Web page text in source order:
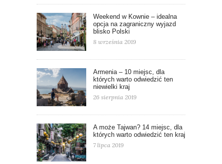
Weekend w Kownie – idealna
opcja na zagraniczny wyjazd
blisko Polski
8 września 2019
Armenia – 10 miejsc, dla
których warto odwiedzić ten
niewielki kraj
26 sierpnia 2019
A może Tajwan? 14 miejsc, dla
których warto odwiedzić ten kraj
7 lipca 2019